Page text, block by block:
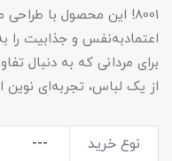
8001! این محصول با
اعتمادبه‌نفس و جذابیت را
از یک لباس، تجربه‌ای نوین
نوع خرید